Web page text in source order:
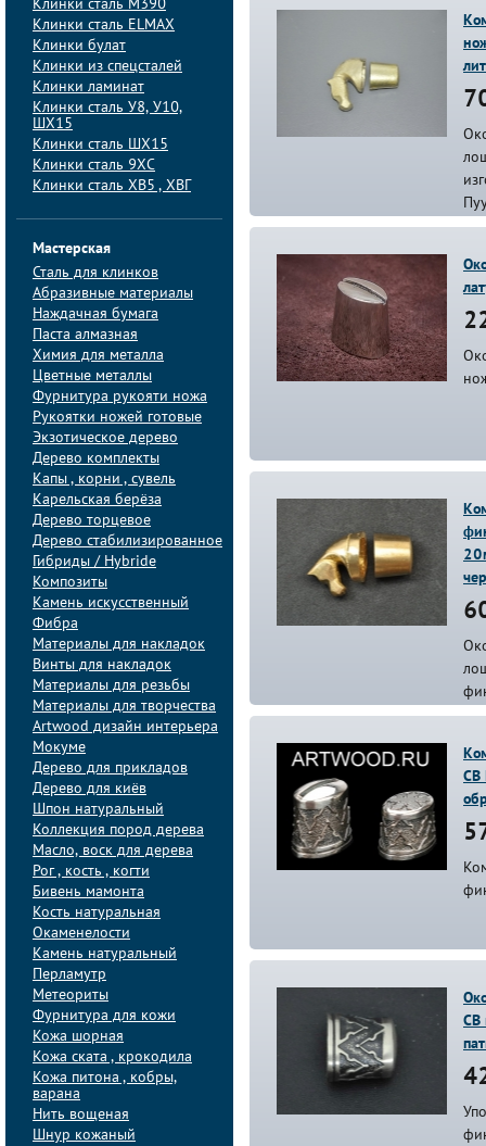
Клинки сталь M390
Клинки сталь ELMAX
Клинки булат
Клинки из спецсталей
Клинки ламинат
Клинки сталь У8, У10,
ШХ15
Клинки сталь ШХ15
Клинки сталь 9ХС
Клинки сталь ХВ5 , ХВГ
Мастерская
Сталь для клинков
Абразивные материалы
Наждачная бумага
Паста алмазная
Химия для металла
Цветные металлы
Фурнитура рукояти ножа
Рукоятки ножей готовые
Экзотическое дерево
Дерево комплекты
Капы , корни , сувель
Карельская берёза
Дерево торцевое
Дерево стабилизированное
Гибриды / Hybride
Композиты
Камень искусственный
Фибра
Материалы для накладок
Винты для накладок
Материалы для резьбы
Материалы для творчества
Artwood дизайн интерьера
Мокуме
Дерево для прикладов
Дерево для киёв
Шпон натуральный
Коллекция пород дерева
Масло, воск для дерева
Рог , кость , когти
Бивень мамонта
Кость натуральная
Окаменелости
Камень натуральный
Перламутр
Метеориты
Фурнитура для кожи
Кожа шорная
Кожа ската , крокодила
Кожа питона , кобры,
варана
Нить вощеная
Шнур кожаный
СВ
СВ